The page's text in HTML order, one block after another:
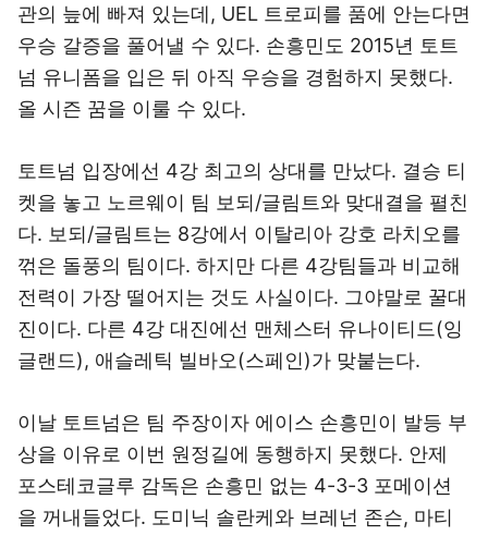
관의 늪에 빠져 있는데, UEL 트로피를 품에 안는다면
우승 갈증을 풀어낼 수 있다. 손흥민도 2015년 토트
넘 유니폼을 입은 뒤 아직 우승을 경험하지 못했다.
올 시즌 꿈을 이룰 수 있다.
토트넘 입장에선 4강 최고의 상대를 만났다. 결승 티
켓을 놓고 노르웨이 팀 보되/글림트와 맞대결을 펼친
다. 보되/글림트는 8강에서 이탈리아 강호 라치오를
꺾은 돌풍의 팀이다. 하지만 다른 4강팀들과 비교해
전력이 가장 떨어지는 것도 사실이다. 그야말로 꿀대
진이다. 다른 4강 대진에선 맨체스터 유나이티드(잉
글랜드), 애슬레틱 빌바오(스페인)가 맞붙는다.
이날 토트넘은 팀 주장이자 에이스 손흥민이 발등 부
상을 이유로 이번 원정길에 동행하지 못했다. 안제
포스테코글루 감독은 손흥민 없는 4-3-3 포메이션
을 꺼내들었다. 도미닉 솔란케와 브레넌 존슨, 마티